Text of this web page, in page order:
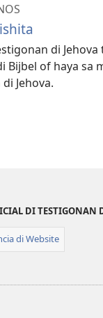
di
Bijbel of haya sa
Jehova.
DI TESTIGONAN
di Website